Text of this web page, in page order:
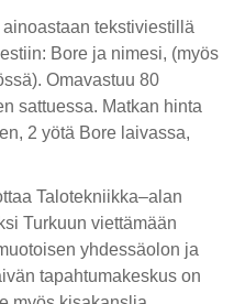
ainoastaan tekstiviestillä
Bore ja nimesi, (myös
Omavastuu 80
sattuessa. Matkan hinta
2 yötä Bore laivassa,
Talotekniikka–alan
Turkuun viettämään
yhdessäolon ja
tapahtumakeskus on